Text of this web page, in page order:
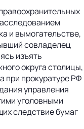
и вымогательстве,
совладелец
изъять
округа столицы,
при прокуратуре РФ
управления
уголовными
следствие бумаг